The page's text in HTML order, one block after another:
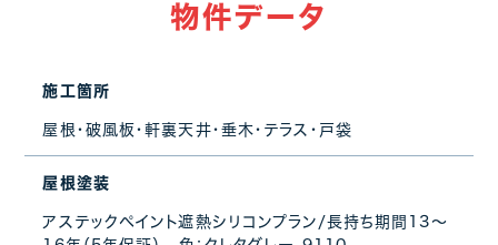
物件データ
施工箇所
屋根・破風板・軒裏天井・垂木・テラス・戸袋
屋根塗装
アステックペイント遮熱シリコンプラン/長持ち期間13～